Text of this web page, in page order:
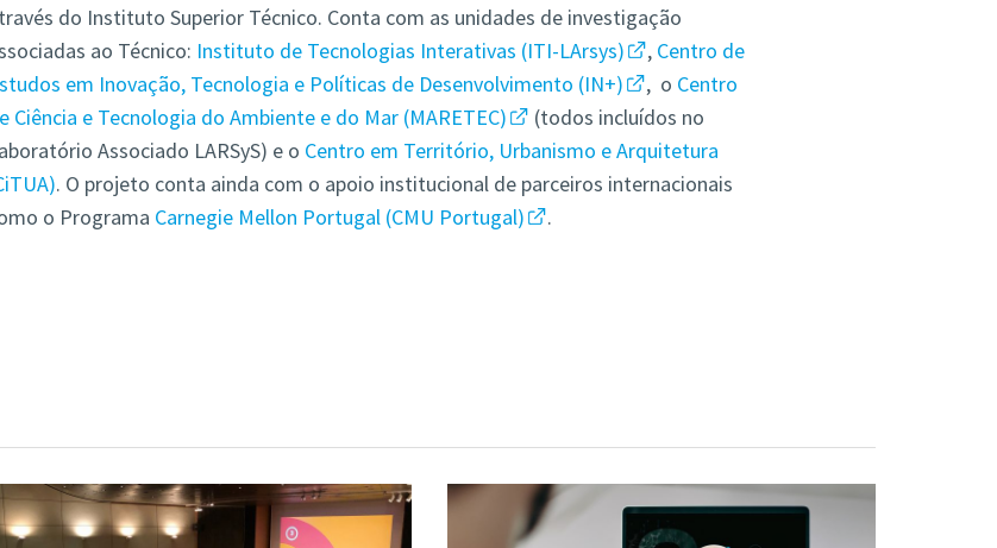
do Instituto Superior Técnico. Conta com as unidades de investigação
ao Técnico: Instituto de Tecnologias Interativas (ITI-LArsys) , Centro de
em Inovação, Tecnologia e Políticas de Desenvolvimento (IN+)
, o Centro
Ciência e Tecnologia do Ambiente e do Mar (MARETEC)
(todos incluídos no
Associado LARSyS) e o Centro em Território, Urbanismo e Arquitetura
. O projeto conta ainda com o apoio institucional de parceiros internacionais
o Programa Carnegie Mellon Portugal (CMU Portugal) .